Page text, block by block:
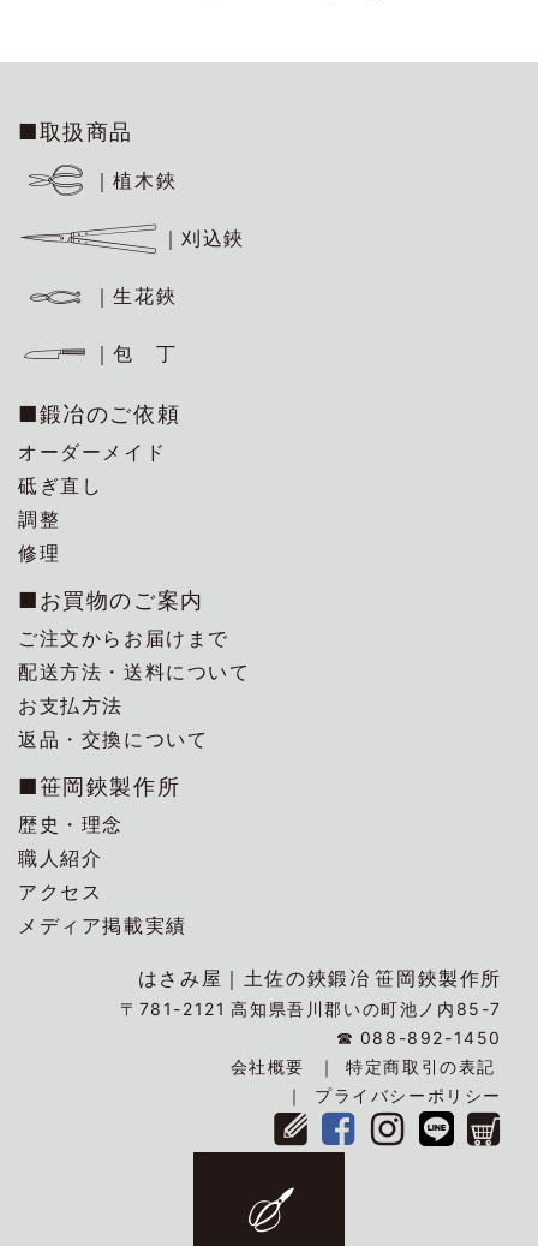
■取扱商品
｜植木鋏
｜刈込鋏
｜生花鋏
｜包 丁
■鍛冶のご依頼
オーダーメイド
砥ぎ直し
調整
修理
■お買物のご案内
ご注文からお届けまで
配送方法・送料について
お支払方法
返品・交換について
■笹岡鋏製作所
歴史・理念
職人紹介
アクセス
メディア掲載実績
はさみ屋｜ 土佐の鋏鍛冶 笹岡鋏製作所
〒781-2121 高知県吾川郡いの町池ノ内85-7
☎ 088-892-1450
会社概要
特定商取引の表記
プライバシーポリシー